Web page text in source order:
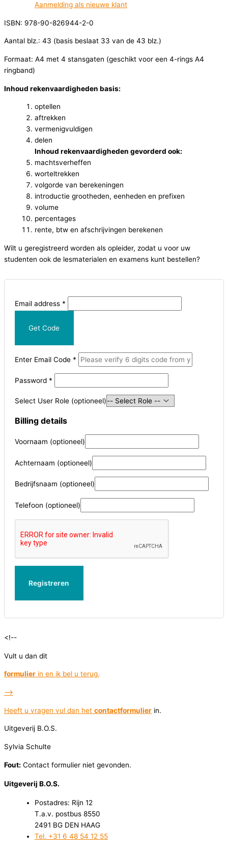
Aanmelding als nieuwe klant
ISBN: 978-90-826944-2-0
Aantal blz.: 43 (basis beslaat 33 van de 43 blz.)
Formaat: A4 met 4 stansgaten (geschikt voor een 4-rings A4
ringband)
Inhoud rekenvaardigheden basis:
optellen
aftrekken
vermenigvuldigen
delen
Inhoud rekenvaardigheden gevorderd ook:
machtsverheffen
worteltrekken
volgorde van berekeningen
introductie grootheden, eenheden en prefixen
volume
percentages
rente, btw en afschrijvingen berekenen
Wilt u geregistreerd worden als opleider, zodat u voor uw
studenten ook de lesmaterialen en examens kunt bestellen?
Email address *
Get Code
Enter Email Code *
Password *
Select User Role (optioneel)
Billing details
Voornaam (optioneel)
Achternaam (optioneel)
Bedrijfsnaam (optioneel)
Telefoon (optioneel)
Registreren
<!--
Vult u dan dit
formulier in en ik bel u terug,
-->
Heeft u vragen vul dan het contactformulier in.
Uitgeverij B.O.S.
Sylvia Schulte
Fout: Contact formulier niet gevonden.
Uitgeverij B.O.S.
Postadres: Rijn 12
T.a.v. postbus 8550
2491 BG DEN HAAG
Tel. +31 6 48 54 12 55